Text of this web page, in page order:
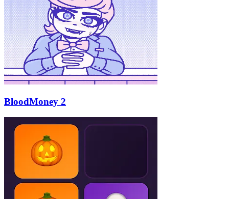
BloodMoney 2